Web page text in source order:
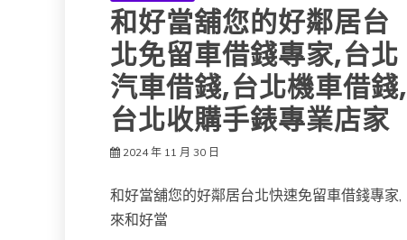
和好當舖您的好鄰居台
北免留車借錢專家,台北
汽車借錢,台北機車借錢,
台北收購手錶專業店家
2024 年 11 月 30 日
和好當舖您的好鄰居台北快速免留車借錢專家,
來和好當